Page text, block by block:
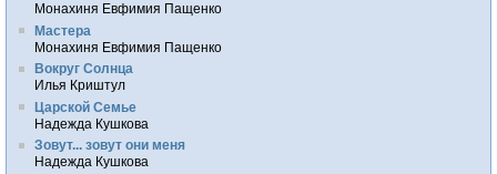
Монахиня Евфимия Пащенко
Мастера
Монахиня Евфимия Пащенко
Вокруг Солнца
Илья Криштул
Царской Семье
Надежда Кушкова
Зовут... зовут они меня
Надежда Кушкова